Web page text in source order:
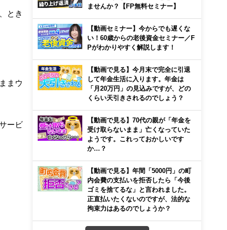
とき
まウ
ービ
ませんか？【FP無料セミナー】
【動画セミナー】今からでも遅くな
い！60歳からの老後資金セミナー／F
Pがわかりやすく解説します！
【動画で見る】今月末で完全に引退
して年金生活に入ります。年金は
「月20万円」の見込みですが、どの
くらい天引きされるのでしょう？
【動画で見る】70代の親が「年金を
受け取らないまま」亡くなっていた
ようです。これっておかしいです
か…？
【動画で見る】年間「5000円」の町
内会費の支払いを拒否したら「今後
ゴミを捨てるな」と言われました。
正直払いたくないのですが、法的な
拘束力はあるのでしょうか？